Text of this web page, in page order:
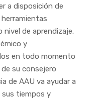
a disposición de
nivel de aprendizaje.
y
en todo momento
su consejero
de AAU va ayudar a
tiempos y